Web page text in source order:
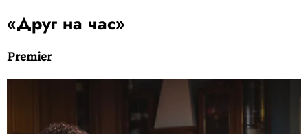
«Друг на час»
Premier